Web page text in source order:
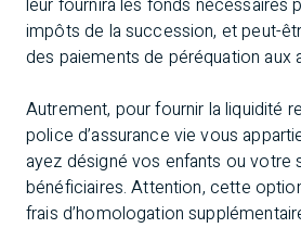
leur fournira les fonds nécessaires
impôts de la succession, et peut-
des paiements de péréquation aux
Autrement, pour fournir la liquidité
police d’assurance vie vous
ayez désigné vos enfants ou
bénéficiaires. Attention, cette
frais d’homologation